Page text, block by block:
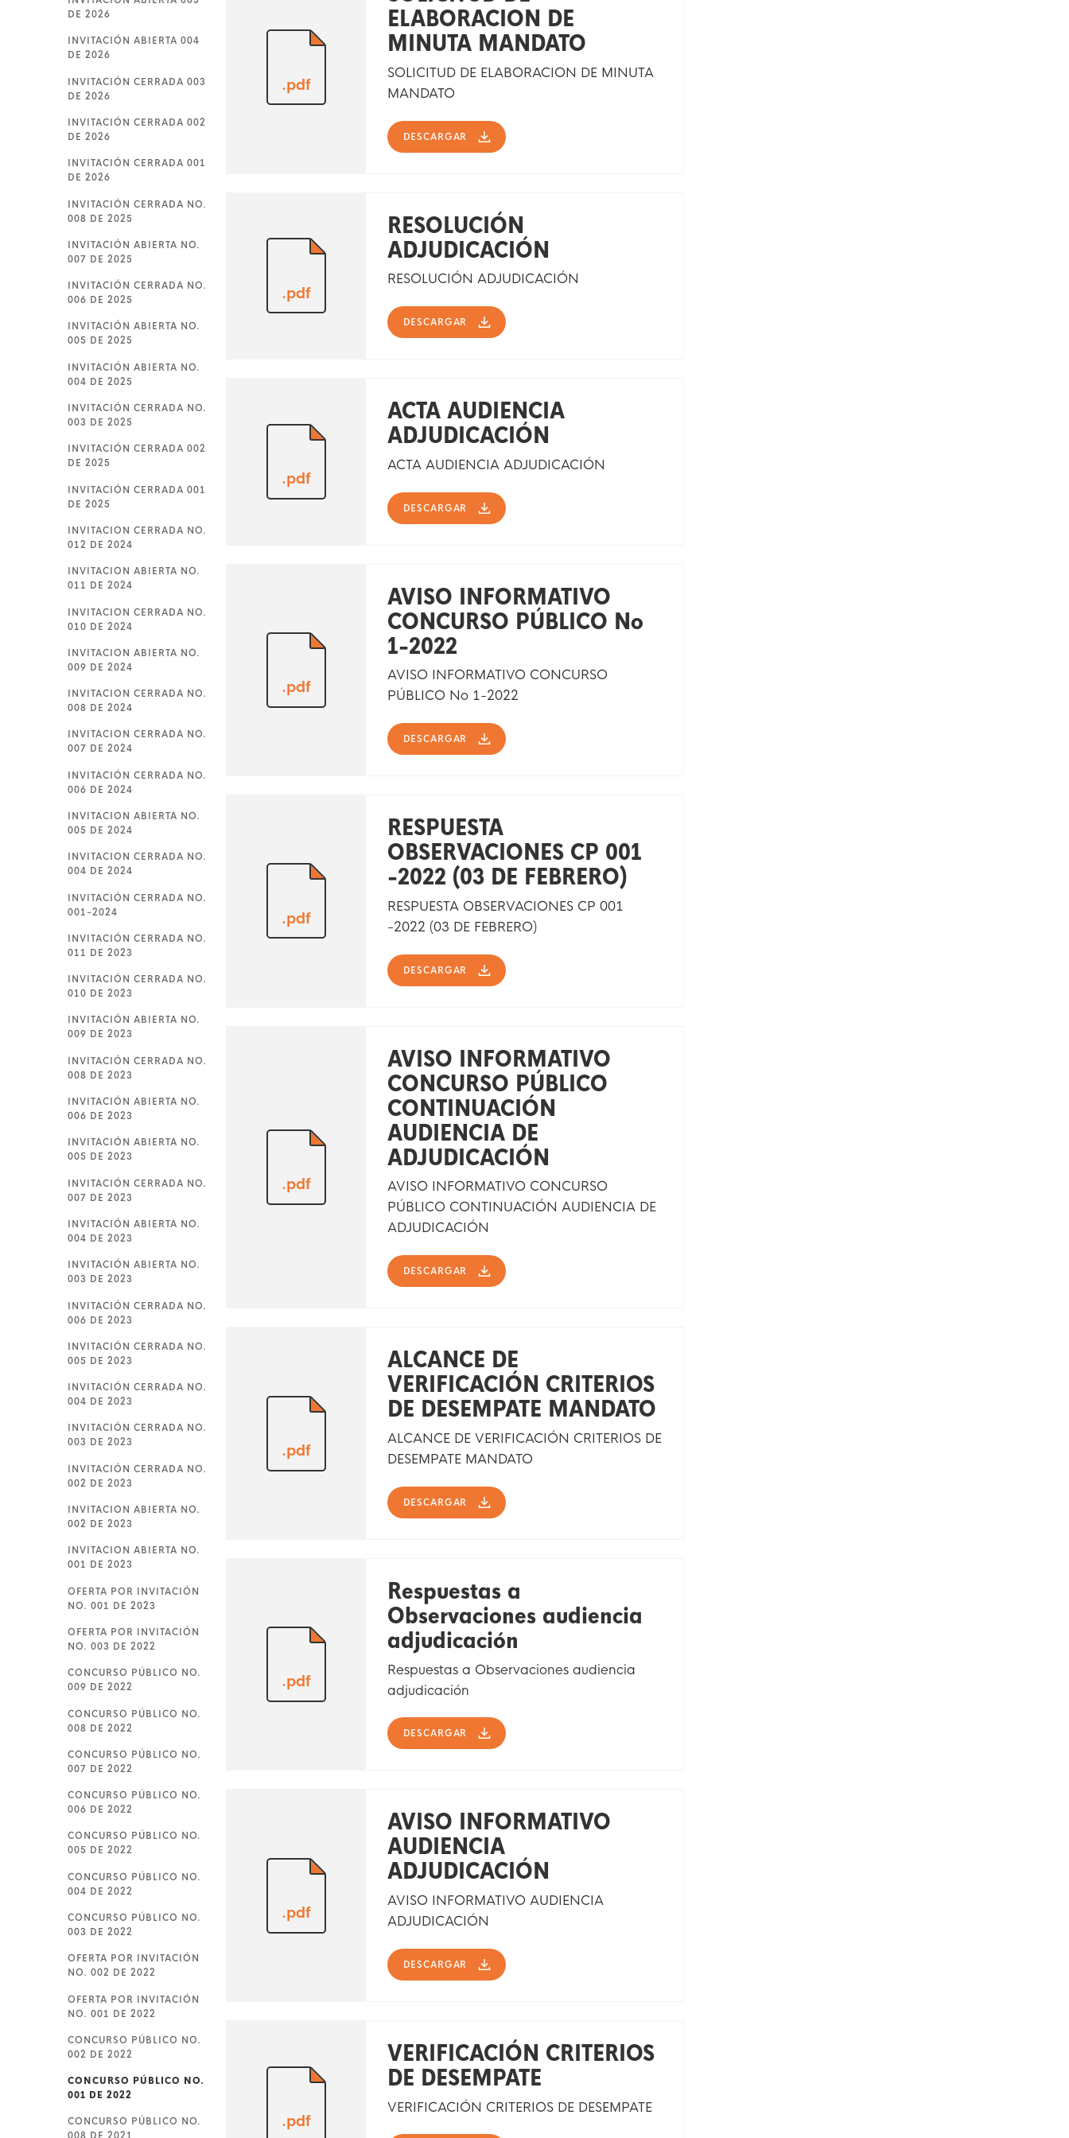
DE 2026
INVITACIÓN ABIERTA 004
DE 2026
INVITACIÓN CERRADA 003
DE 2026
INVITACIÓN CERRADA 002
DE 2026
INVITACIÓN CERRADA 001
DE 2026
INVITACIÓN CERRADA NO.
008 DE 2025
INVITACIÓN ABIERTA NO.
007 DE 2025
INVITACIÓN CERRADA NO.
006 DE 2025
INVITACIÓN ABIERTA NO.
005 DE 2025
INVITACIÓN ABIERTA NO.
004 DE 2025
INVITACIÓN CERRADA NO.
003 DE 2025
INVITACIÓN CERRADA 002
DE 2025
INVITACIÓN CERRADA 001
DE 2025
INVITACION CERRADA NO.
012 DE 2024
INVITACION ABIERTA NO.
011 DE 2024
INVITACION CERRADA NO.
010 DE 2024
INVITACION ABIERTA NO.
009 DE 2024
INVITACION CERRADA NO.
008 DE 2024
INVITACION CERRADA NO.
007 DE 2024
INVITACIÓN CERRADA NO.
006 DE 2024
INVITACION ABIERTA NO.
005 DE 2024
INVITACION CERRADA NO.
004 DE 2024
INVITACIÓN CERRADA NO.
001-2024
INVITACIÓN CERRADA NO.
011 DE 2023
INVITACIÓN CERRADA NO.
010 DE 2023
INVITACIÓN ABIERTA NO.
009 DE 2023
INVITACIÓN CERRADA NO.
008 DE 2023
INVITACIÓN ABIERTA NO.
006 DE 2023
INVITACIÓN ABIERTA NO.
005 DE 2023
INVITACIÓN CERRADA NO.
007 DE 2023
INVITACIÓN ABIERTA NO.
004 DE 2023
INVITACIÓN ABIERTA NO.
003 DE 2023
INVITACIÓN CERRADA NO.
006 DE 2023
INVITACIÓN CERRADA NO.
005 DE 2023
INVITACIÓN CERRADA NO.
004 DE 2023
INVITACIÓN CERRADA NO.
003 DE 2023
INVITACIÓN CERRADA NO.
002 DE 2023
INVITACION ABIERTA NO.
002 DE 2023
INVITACION ABIERTA NO.
001 DE 2023
OFERTA POR INVITACIÓN
NO. 001 DE 2023
OFERTA POR INVITACIÓN
NO. 003 DE 2022
CONCURSO PÚBLICO NO.
009 DE 2022
CONCURSO PÚBLICO NO.
008 DE 2022
CONCURSO PÚBLICO NO.
007 DE 2022
CONCURSO PÚBLICO NO.
006 DE 2022
CONCURSO PÚBLICO NO.
005 DE 2022
CONCURSO PÚBLICO NO.
004 DE 2022
CONCURSO PÚBLICO NO.
003 DE 2022
OFERTA POR INVITACIÓN
NO. 002 DE 2022
OFERTA POR INVITACIÓN
NO. 001 DE 2022
CONCURSO PÚBLICO NO.
002 DE 2022
CONCURSO PÚBLICO NO.
001 DE 2022
CONCURSO PÚBLICO NO.
.pdf
ELABORACION DE
MINUTA MANDATO
SOLICITUD DE ELABORACION DE MINUTA
MANDATO
DESCARGAR
.pdf
RESOLUCIÓN
ADJUDICACIÓN
RESOLUCIÓN ADJUDICACIÓN
DESCARGAR
.pdf
ACTA AUDIENCIA
ADJUDICACIÓN
ACTA AUDIENCIA ADJUDICACIÓN
DESCARGAR
.pdf
AVISO INFORMATIVO
CONCURSO PÚBLICO No
1-2022
AVISO INFORMATIVO CONCURSO
PÚBLICO No 1-2022
DESCARGAR
.pdf
RESPUESTA
OBSERVACIONES CP 001
-2022 (03 DE FEBRERO)
RESPUESTA OBSERVACIONES CP 001
-2022 (03 DE FEBRERO)
DESCARGAR
.pdf
AVISO INFORMATIVO
CONCURSO PÚBLICO
CONTINUACIÓN
AUDIENCIA DE
ADJUDICACIÓN
AVISO INFORMATIVO CONCURSO
PÚBLICO CONTINUACIÓN AUDIENCIA DE
ADJUDICACIÓN
DESCARGAR
.pdf
ALCANCE DE
VERIFICACIÓN CRITERIOS
DE DESEMPATE MANDATO
ALCANCE DE VERIFICACIÓN CRITERIOS DE
DESEMPATE MANDATO
DESCARGAR
.pdf
Respuestas a
Observaciones audiencia
adjudicación
Respuestas a Observaciones audiencia
adjudicación
DESCARGAR
.pdf
AVISO INFORMATIVO
AUDIENCIA
ADJUDICACIÓN
AVISO INFORMATIVO AUDIENCIA
ADJUDICACIÓN
DESCARGAR
.pdf
VERIFICACIÓN CRITERIOS
DE DESEMPATE
VERIFICACIÓN CRITERIOS DE DESEMPATE